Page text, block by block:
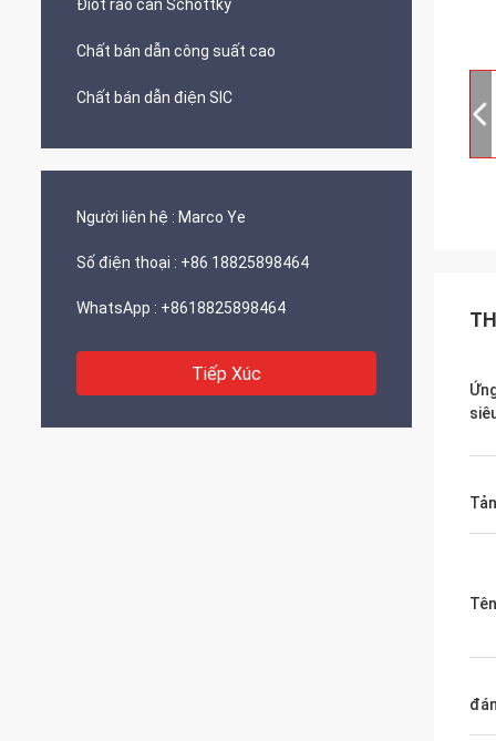
Điốt rào cản Schottky
Chất bán dẫn công suất cao
Chất bán dẫn điện SIC
Người liên hệ : Marco Ye
Số điện thoại : +86 18825898464
WhatsApp : +8618825898464
Tiếp Xúc